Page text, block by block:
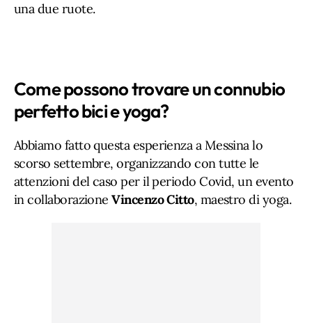
una due ruote.
Come possono trovare un connubio
perfetto bici e yoga?
Abbiamo fatto questa esperienza a Messina lo
scorso settembre, organizzando con tutte le
attenzioni del caso per il periodo Covid, un evento
in collaborazioneVincenzo Citto, maestro di yoga.